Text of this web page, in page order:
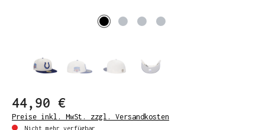
44,90 €
Preise inkl. MwSt. zzgl. Versandkosten
Nicht mehr verfügbar